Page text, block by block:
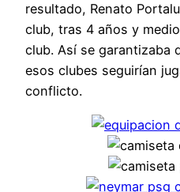
resultado, Renato
club, tras 4 años y
club. Así se garantizaba
esos clubes seguirían
conflicto.